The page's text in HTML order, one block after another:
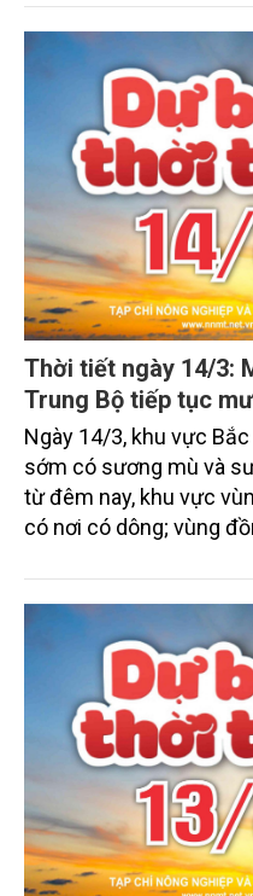
vực cao nguyên Trung
ít mưa, ngày nắng,
nắng nóng.
Thời tiết ngày 14/3:
Trung Bộ tiếp tục
Ngày 14/3, khu vực
sớm có sương mù và
từ đêm nay, khu vực
có nơi có dông; vùng
rải rác. Khu vực từ Nam
có mưa rào rải rác và
từ 10-30mm, cục bộ
vực cao nguyên Trung
mưa, ngày nắng, riêng
nắng nóng.